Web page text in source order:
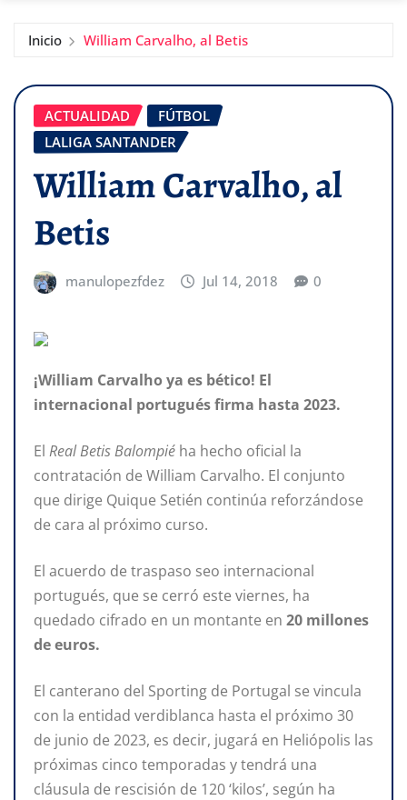
Inicio William Carvalho, al Betis
ACTUALIDAD
FÚTBOL
LALIGA SANTANDER
William Carvalho, al
Betis
manulopezfdez Jul 14, 2018 0
¡William Carvalho ya es bético! El
internacional portugués firma hasta 2023.
El Real Betis Balompié ha hecho oficial la
contratación de William Carvalho. El conjunto
que dirige Quique Setién continúa reforzándose
de cara al próximo curso.
El acuerdo de traspaso seo internacional
portugués, que se cerró este viernes, ha
quedado cifrado en un montante en 20 millones
de euros.
El canterano del Sporting de Portugal se vincula
con la entidad verdiblanca hasta el próximo 30
de junio de 2023, es decir, jugará en Heliópolis las
próximas cinco temporadas y tendrá una
cláusula de rescisión de 120 ‘kilos’, según ha